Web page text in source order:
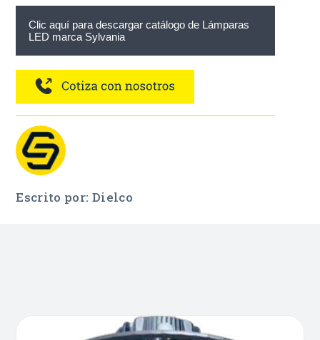
Clic aquí para descargar catálogo de Lámparas
LED marca Sylvania
Escrito por: Dielco